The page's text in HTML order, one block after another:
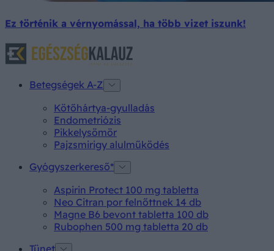
Ez történik a vérnyomással, ha több vizet iszunk!
Betegségek A-Z
Kötőhártya-gyulladás
Endometriózis
Pikkelysömör
Pajzsmirigy alulműködés
Gyógyszerkereső*
Aspirin Protect 100 mg tabletta
Neo Citran por felnőttnek 14 db
Magne B6 bevont tabletta 100 db
Rubophen 500 mg tabletta 20 db